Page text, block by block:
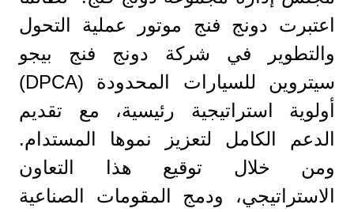
اعتبرت دونج فنج موتور عملية التحول
والتطوير في شركة دونج فنج بيجو
سيتروين للسيارات المحدودة (DPCA)
أولوية استراتيجية رئيسية، مع تقديم
الدعم الكامل لتعزيز نموها المستدام.
ومن خلال توقيع هذا التعاون
الاستراتيجي، ودمج المقومات الصناعية